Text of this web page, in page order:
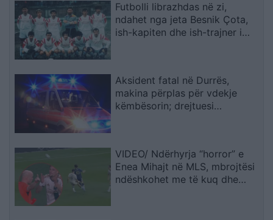
Futbolli librazhdas në zi,
ndahet nga jeta Besnik Çota,
ish-kapiten dhe ish-trajner i
Aksident fatal në Durrës,
makina përplas për vdekje
këmbësorin; drejtuesi
VIDEO/ Ndërhyrja “horror” e
Enea Mihajt në MLS, mbrojtësi
ndëshkohet me të kuq dhe